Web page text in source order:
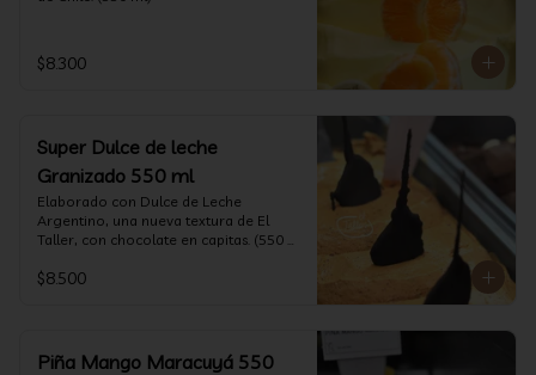
$8.300
Super Dulce de leche
Granizado 550 ml
Elaborado con Dulce de Leche
Argentino, una nueva textura de El
Taller, con chocolate en capitas. (550
$8.500
Piña Mango Maracuyá 550